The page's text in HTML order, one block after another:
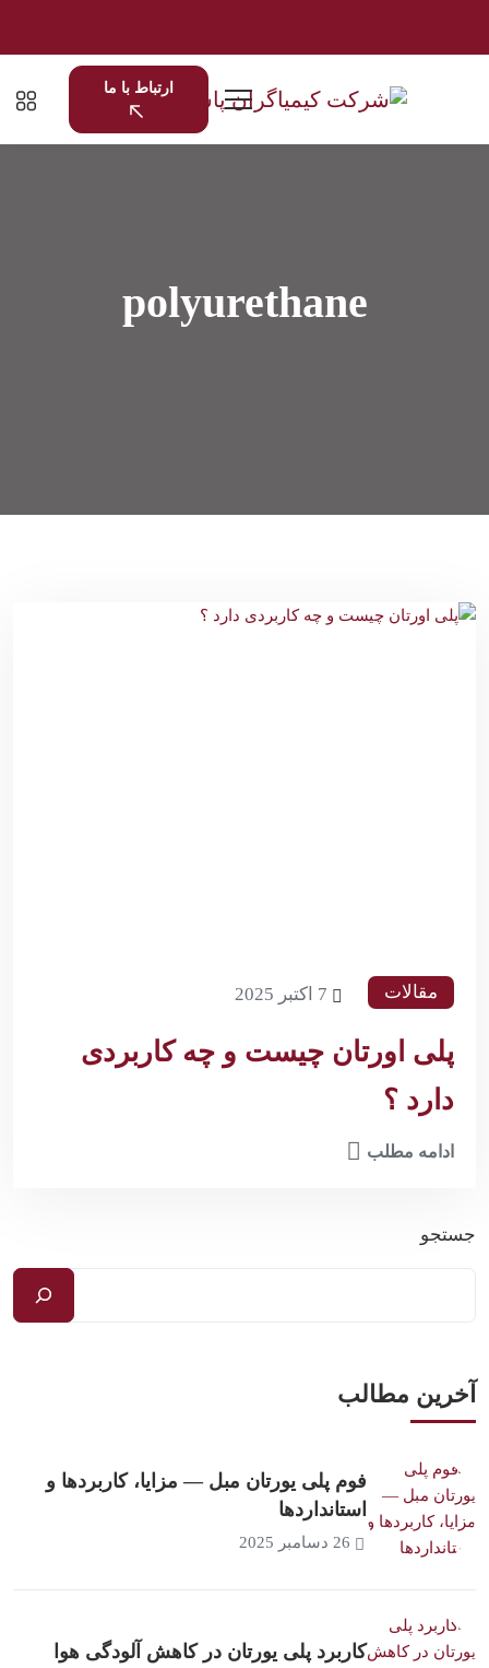
ارتباط با ما
polyurethane
مقالات 7 اکتبر 2025
پلی اورتان چیست و چه کاربردی
دارد ؟
ادامه مطلب
جستجو
آخرین مطالب
فوم پلی یورتان مبل — مزایا، کاربردها و
استانداردها
26 دسامبر 2025
کاربرد پلی یورتان در کاهش آلودگی هوا